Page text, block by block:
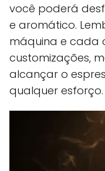
você poderá
e aromático.
máquina e cada
customizações,
alcançar o
qualquer esforço.